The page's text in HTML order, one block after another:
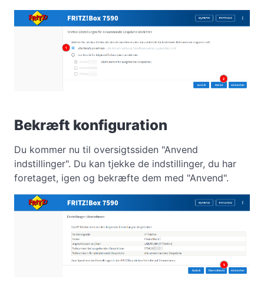
Bekræft konfiguration
Du kommer nu til oversigtssiden "Anvend
indstillinger". Du kan tjekke de indstillinger, du har
foretaget, igen og bekræfte dem med "Anvend".